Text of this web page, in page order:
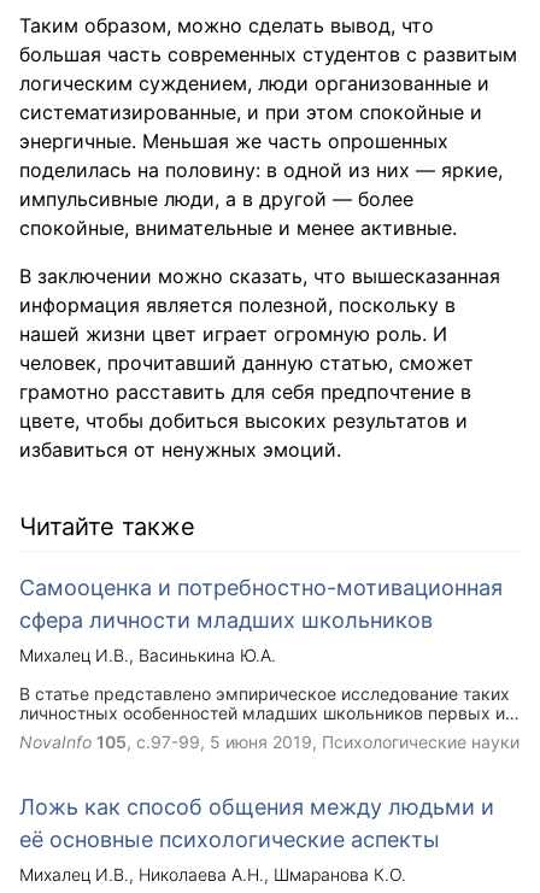
Таким образом, можно сделать вывод, что
большая часть современных студентов с развитым
логическим суждением, люди организованные и
систематизированные, и при этом спокойные и
энергичные. Меньшая же часть опрошенных
поделилась на половину: в одной из них — яркие,
импульсивные люди, а в другой — более
спокойные, внимательные и менее активные.
В заключении можно сказать, что вышесказанная
информация является полезной, поскольку в
нашей жизни цвет играет огромную роль. И
человек, прочитавший данную статью, сможет
грамотно расставить для себя предпочтение в
цвете, чтобы добиться высоких результатов и
избавиться от ненужных эмоций.
Читайте также
Самооценка и потребностно-мотивационная
сфера личности младших школьников
Михалец И.В.
Васинькина Ю.А.
В статье представлено эмпирическое исследование таких
личностных особенностей младших школьников первых и
четвертых классов одной из школ г. Пензы, как
самооценка, мотивы и потребности.
NovaInfo 105, с.97-99, 5 июня 2019, Психологические науки
Ложь как способ общения между людьми и
её основные психологические аспекты
Михалец И.В. Николаева А.Н.
Шмаранова К.О.